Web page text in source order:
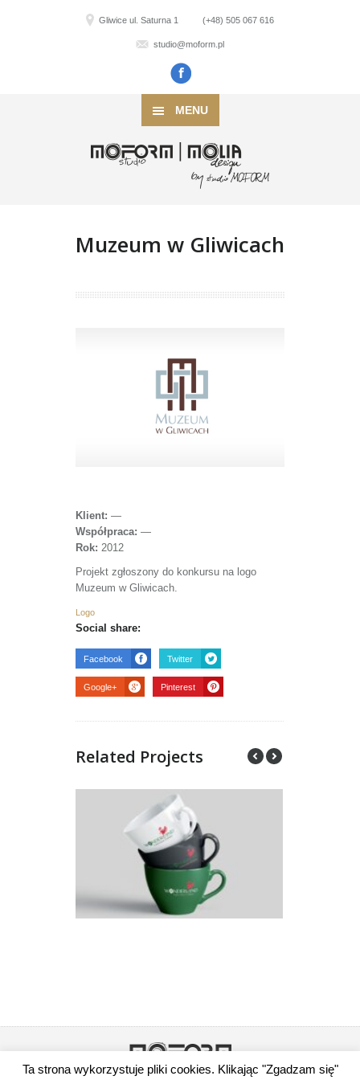
Gliwice ul. Saturna 1 (+48) 505 067 616
studio@moform.pl
MENU
Muzeum w Gliwicach
Klient: —
Współpraca: —
Rok: 2012
Projekt zgłoszony do konkursu na logo
Muzeum w Gliwicach.
Logo
Social share:
Facebook Twitter
Google+ Pinterest
Related Projects
Ta strona wykorzystuje pliki cookies. Klikając "Zgadzam się"